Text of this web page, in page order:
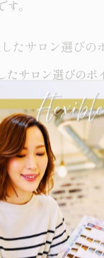
。
たサロン選びの
たサロン選びのポ
の対応力や、髪の
あるかどうかを確
、髪質や悩みに応
が増えています。
剤やトリートメン
も重要です。施術
ンテナンスプラン